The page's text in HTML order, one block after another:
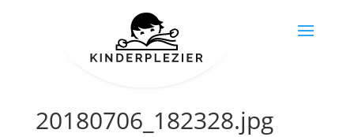
20180706_182328.jpg